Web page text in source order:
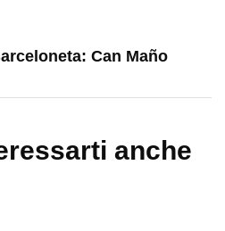
Can Maño
anche